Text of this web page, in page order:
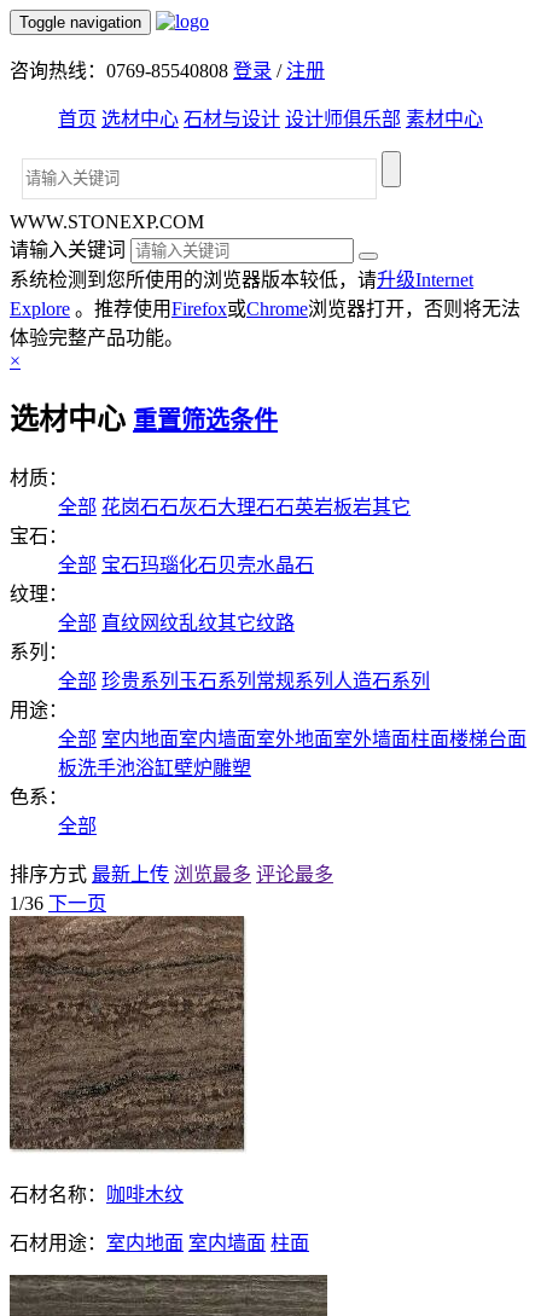
Toggle navigation
咨询热线：0769-85540808 登录 /注册
首页 选材中心 石材与设计 设计师俱乐部 素材中心
WWW.STONEXP.COM
请输入关键词
系统检测到您所使用的浏览器版本较低，请升级Internet
Explore 。推荐使用Firefox或Chrome浏览器打开，否则将无法
体验完整产品功能。
×
选材中心 重置筛选条件
材质：
全部 花岗石石灰石大理石石英岩板岩其它
宝石：
全部 宝石玛瑙化石贝壳水晶石
纹理：
全部 直纹网纹乱纹其它纹路
系列：
全部 珍贵系列 玉石系列 常规系列 人造石系列
用途：
全部 室内地面室内墙面室外地面室外墙面柱面楼梯台面
板洗手池浴缸壁炉雕塑
色系：
全部
排序方式 最新上传 浏览最多 评论最多
1/36 下一页
石材名称： 咖啡木纹
石材用途： 室内地面 室内墙面 柱面